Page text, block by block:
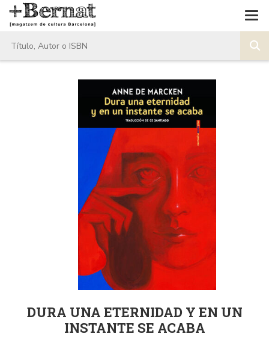
DURA UNA ETERNIDAD Y EN UN
INSTANTE SE ACABA